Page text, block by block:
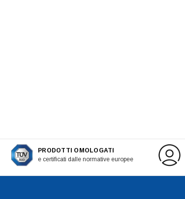
PRODOTTI OMOLOGATI
e certificati dalle normative europee